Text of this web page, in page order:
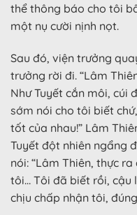
thể thông báo cho tôi
một nụ cười nịnh nọt.
Sau đó, viện trưởng
trưởng rời đi. “Lâm
Như Tuyết cắn môi, cúi
sớm nói cho tôi biết
tốt của nhau!” Lâm
Tuyết đột nhiên ngẩng
nói: “Lâm Thiên, thực
tôi… Tôi đã biết rồi, cậu
chịu chấp nhận tôi,